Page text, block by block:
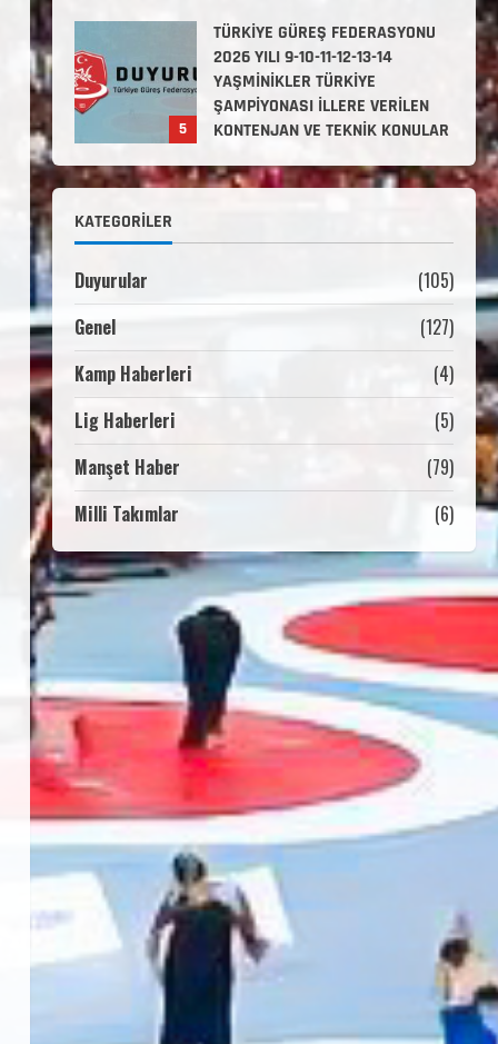
Haziran 12, 2026
1
2. Kademe Antrenörlük Kursu
Hakkında
Temmuz 6, 2026
Uygulama Eğitimi Sivas’ta
4 Haziran 24, 2026
5
TÜRKİYE GÜREŞ FEDERASYONU
2026 YILI 9-10-11-12-13-14
YAŞMİNİKLER TÜRKİYE
ŞAMPİYONASI İLLERE VERİLEN
KONTENJAN VE TEKNİK KONULAR
HAKKINDA
Haziran 12, 2026
KATEGORILER
Duyurular
(105)
Genel
(127)
Kamp Haberleri
(4)
Lig Haberleri
(5)
Manşet Haber
(79)
Milli Takımlar
(6)